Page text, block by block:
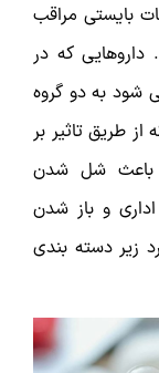
بایستی مراقب
که در
شود به دو گروه
طریق تاثیر بر
باعث شل شدن
و باز شدن
زیر دسته بندی